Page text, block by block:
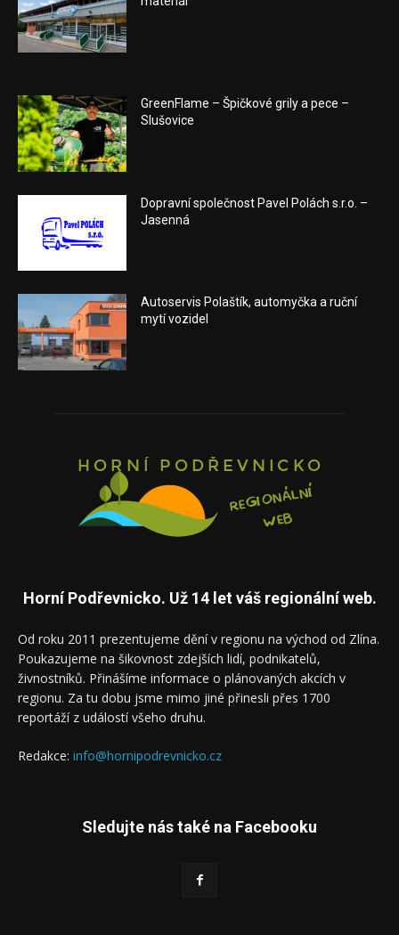
GreenFlame – Špičkové grily a pece –
Slušovice
Dopravní společnost Pavel Polách s.r.o. –
Jasenná
Autoservis Polaštík, automyčka a ruční
mytí vozidel
Horní Podřevnicko. Už 14 let váš regionální web.
Od roku 2011 prezentujeme dění v regionu na východ od Zlína.
Poukazujeme na šikovnost zdejších lidí, podnikatelů,
živnostníků. Přinášíme informace o plánovaných akcích v
regionu. Za tu dobu jsme mimo jiné přinesli přes 1700
reportáží z událostí všeho druhu.
Redakce: info@hornipodrevnicko.cz
Sledujte nás také na Facebooku